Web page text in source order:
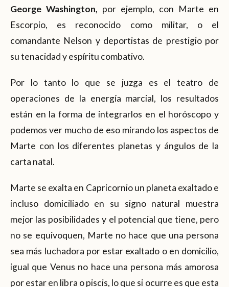
George Washington, por ejemplo, con Marte en
Escorpio, es reconocido como militar, o el
comandante Nelson y deportistas de prestigio por
su tenacidad y espíritu combativo.
Por lo tanto lo que se juzga es el teatro de
operaciones de la energía marcial, los resultados
están en la forma de integrarlos en el horóscopo y
podemos ver mucho de eso mirando los aspectos de
Marte con los diferentes planetas y ángulos de la
carta natal.
Marte se exalta en Capricornio un planeta exaltado e
incluso domiciliado en su signo natural muestra
mejor las posibilidades y el potencial que tiene, pero
no se equivoquen, Marte no hace que una persona
sea más luchadora por estar exaltado o en domicilio,
igual que Venus no hace una persona más amorosa
por estar en libra o piscis, lo que si ocurre es que esta